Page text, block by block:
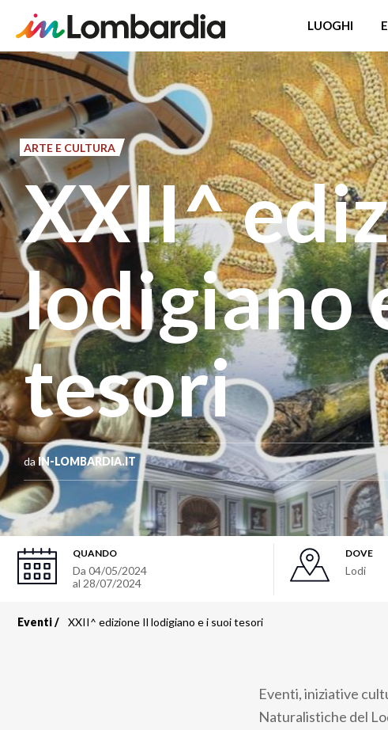
Salta
contenuto
principale
LUOGHI
ARTE E CULTURA
XXII^
lodigiano
tesori
da IN-LOMBARDIA.IT
QUANDO
Da 04/05/2024
al 28/07/2024
DOVE
Lodi
Eventi XXII^ edizione Il lodigiano e i suoi tesori
Eventi, iniziative
Naturalistiche del